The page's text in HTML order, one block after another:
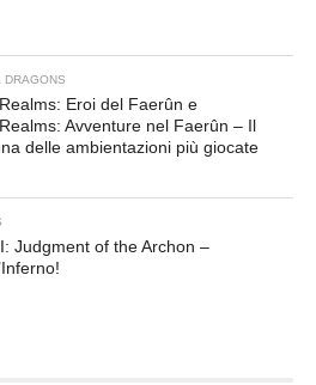
DRAGONS
Eroi del Faerûn e
Avventure nel Faerûn – Il
delle ambientazioni più giocate
Judgment of the Archon –